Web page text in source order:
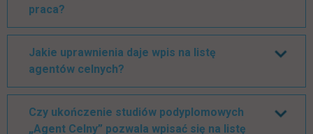
praca?
Jakie uprawnienia daje wpis na listę
agentów celnych?
Czy ukończenie studiów podyplomowych
„Agent Celny” pozwala wpisać się na listę